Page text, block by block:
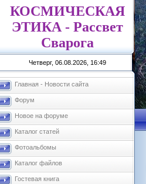
КОСМИЧЕСКАЯ
ЭТИКА - Рассвет
Сварога
Четверг, 06.08.2026, 16:49
Главная - Новости сайта
Форум
Новое на форуме
Каталог статей
Фотоальбомы
Каталог файлов
Гостевая книга